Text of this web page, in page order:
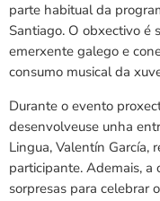
parte habitual da
Santiago. O obxectivo é
emerxente galego e
consumo musical da
Durante o evento
desenvolveuse unha
Lingua, Valentín García,
participante. Ademais, a
sorpresas para celebrar